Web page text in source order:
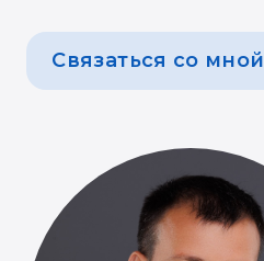
Связаться со мной